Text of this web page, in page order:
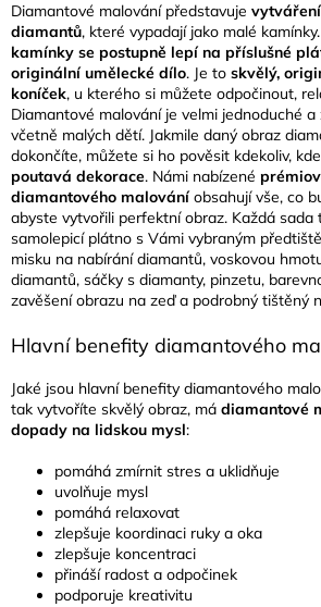
Diamantové malování představuje
diamantů, které vypadají jako malé
kamínky se postupně lepí na příslušné
originální umělecké dílo. Je to skvělý,
koníček, u kterého si můžete odpočinout,
Diamantové malování je velmi jednoduché a
včetně malých dětí. Jakmile daný obraz
dokončíte, můžete si ho pověsit kdekoliv,
poutavá dekorace. Námi nabízené
diamantového malováníobsahují vše, co
abyste vytvořili perfektní obraz. Každá sada
samolepicí plátno s Vámi vybraným
misku na nabírání diamantů, voskovou
diamantů, sáčky s diamanty, pinzetu,
zavěšení obrazu na zeď a podrobný tištěný
Hlavní benefity diamantového
Jaké jsou hlavní benefity diamantového
tak vytvoříte skvělý obraz, má diamantové
dopady na lidskou mysl:
pomáhá zmírnit stres a uklidňuje
uvolňuje mysl
pomáhá relaxovat
zlepšuje koordinaci ruky a oka
zlepšuje koncentraci
přináší radost a odpočinek
podporuje kreativitu